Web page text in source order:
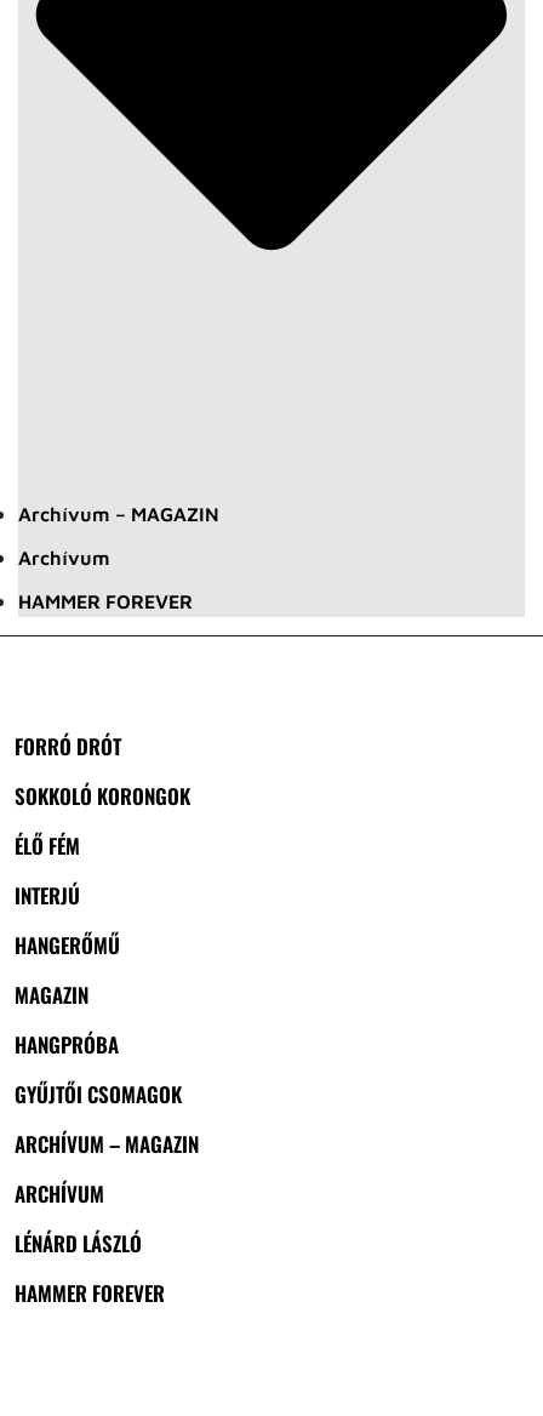
Archívum – MAGAZIN
Archívum
HAMMER FOREVER
FORRÓ DRÓT
SOKKOLÓ KORONGOK
ÉLŐ FÉM
INTERJÚ
HANGERŐMŰ
MAGAZIN
HANGPRÓBA
GYŰJTŐI CSOMAGOK
ARCHÍVUM – MAGAZIN
ARCHÍVUM
LÉNÁRD LÁSZLÓ
HAMMER FOREVER